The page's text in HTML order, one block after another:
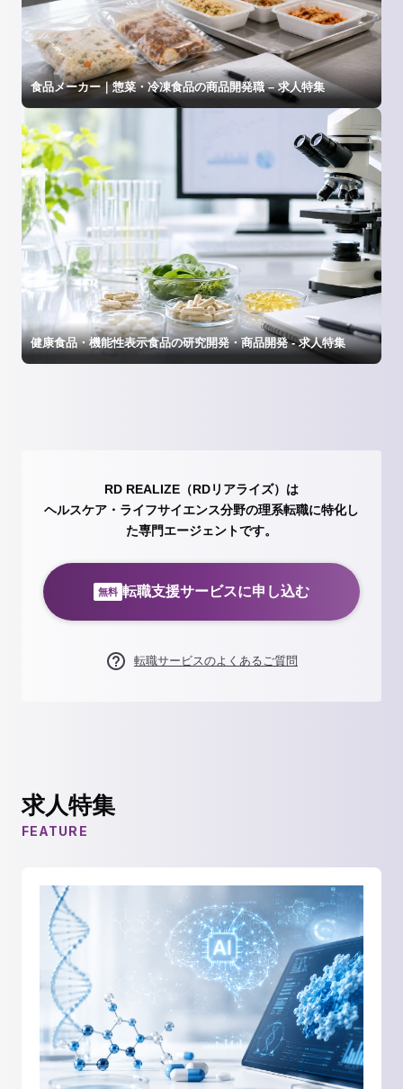
食品メーカー｜惣菜・冷凍食品の商品開発職 – 求人特集
健康食品・機能性表示食品の研究開発・商品開発 - 求人特集
RD REALIZE（RDリアライズ）は
ヘルスケア・ライフサイエンス分野の理系転職に特化し
た専門エージェントです。
無料 転職支援サービスに申し込む
転職サービスのよくあるご質問
求人特集
FEATURE